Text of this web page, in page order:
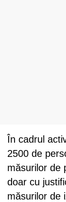
În cadrul
2500 de
măsurilor de
doar cu
măsurilor de